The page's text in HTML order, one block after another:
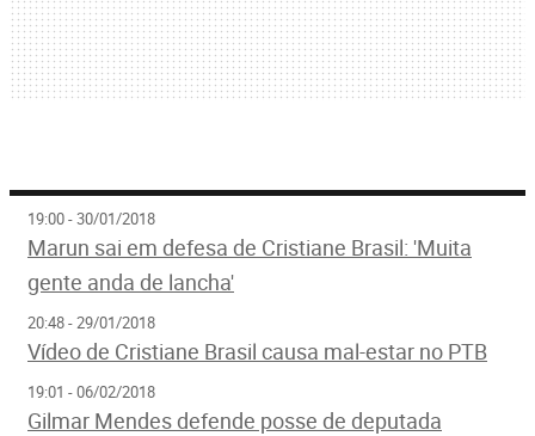
19:00 - 30/01/2018
Marun sai em defesa de Cristiane Brasil: 'Muita
gente anda de lancha'
20:48 - 29/01/2018
Vídeo de Cristiane Brasil causa mal-estar no PTB
19:01 - 06/02/2018
Gilmar Mendes defende posse de deputada